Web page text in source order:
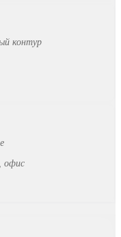
контур
офис